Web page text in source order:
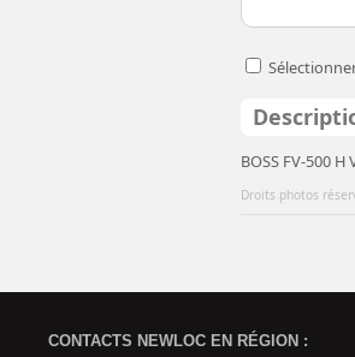
BOSS FV-500
Droits photos
CONTACTS NEWLOC EN RÉGION :